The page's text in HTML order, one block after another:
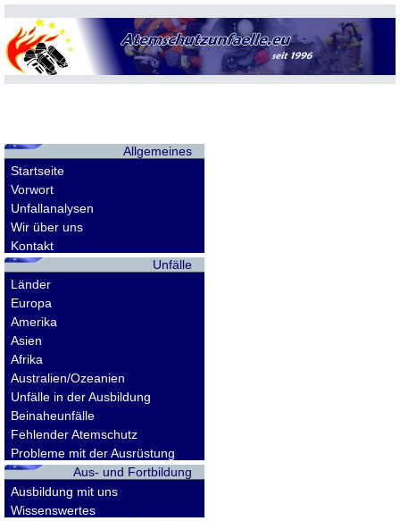
Allgemeines
Startseite
Vorwort
Unfallanalysen
Wir über uns
Kontakt
Unfälle
Länder
Europa
Amerika
Asien
Afrika
Australien/Ozeanien
Unfälle in der Ausbildung
Beinaheunfälle
Fehlender Atemschutz
Probleme mit der Ausrüstung
Aus- und Fortbildung
Ausbildung mit uns
Wissenswertes